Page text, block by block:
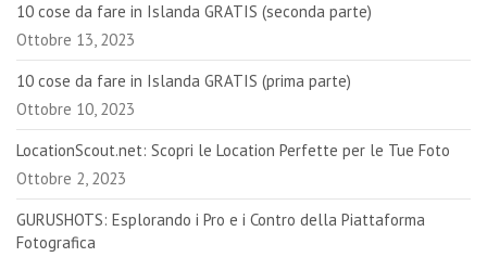
10 cose da fare in Islanda GRATIS (seconda parte)
Ottobre 13, 2023
10 cose da fare in Islanda GRATIS (prima parte)
Ottobre 10, 2023
LocationScout.net: Scopri le Location Perfette per le Tue Foto
Ottobre 2, 2023
GURUSHOTS: Esplorando i Pro e i Contro della Piattaforma
Fotografica